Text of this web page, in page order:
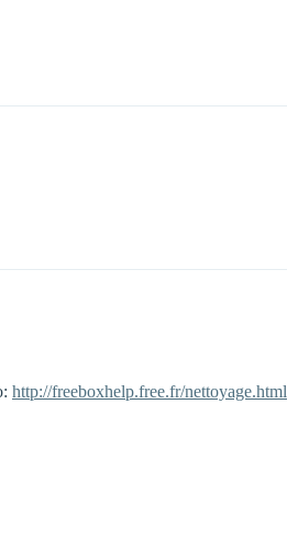
http://freeboxhelp.free.fr/nettoyage.html